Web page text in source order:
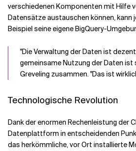
verschiedenen Komponenten mit Hilfe
Datensätze austauschen können, kann
Beispiel seine eigene BigQuery-
"Die Verwaltung der Daten ist
gemeinsame Nutzung der Daten
Greveling zusammen. "Das ist
Technologische Revolution
Dank der enormen Rechenleistung der
Datenplattform in entscheidenden
das herkömmliche, vor Ort installierte